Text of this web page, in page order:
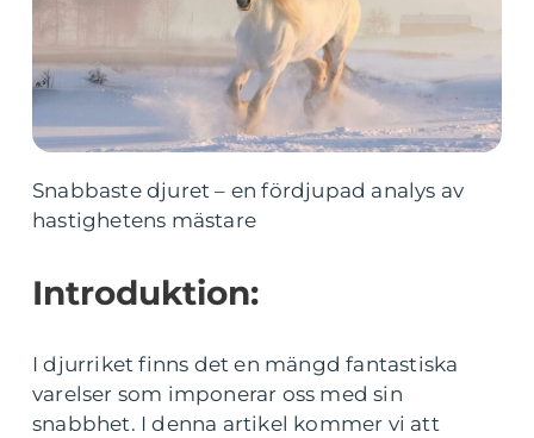
Snabbaste djuret – en fördjupad analys av
hastighetens mästare
Introduktion:
I djurriket finns det en mängd fantastiska
varelser som imponerar oss med sin
snabbhet. I denna artikel kommer vi att